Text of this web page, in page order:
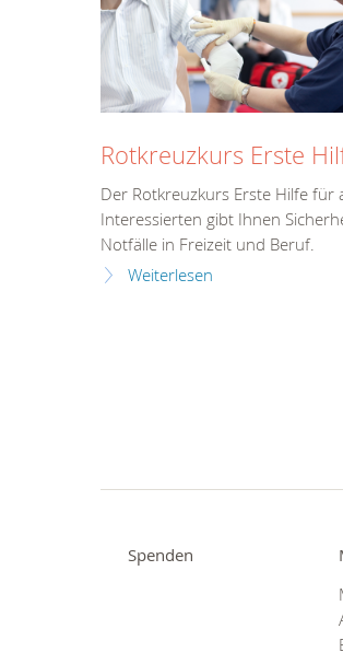
Rotkreuzkurs Erste
Der Rotkreuzkurs Erste Hilfe für
Interessierten gibt Ihnen
Notfälle in Freizeit und Beruf.
Weiterlesen
Spenden